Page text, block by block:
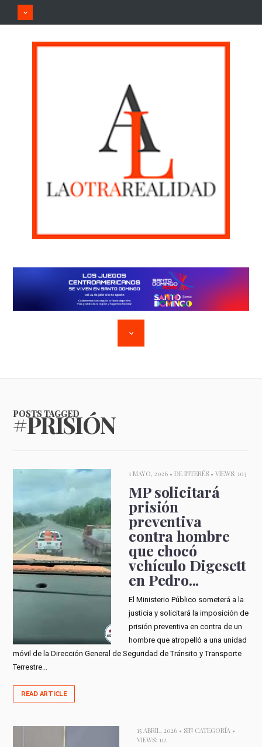
POSTS TAGGED
#PRISIÓN
1 MAYO, 2026 •DE INTERÉS • VIEWS: 103
MP solicitará
prisión
preventiva
contra hombre
que chocó
vehículo Digesett
en Pedro...
El Ministerio Público someterá a la
justicia y solicitará la imposición de
prisión preventiva en contra de un
hombre que atropelló a una unidad
móvil de la Dirección General de Seguridad de Tránsito y Transporte
Terrestre...
READ ARTICLE
15 ABRIL, 2026 • SIN CATEGORÍA •
VIEWS: 112